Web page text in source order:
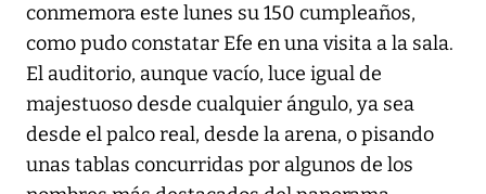
conmemora este lunes su 150 cumpleaños,
como pudo constatar Efe en una visita a la sala.
El auditorio, aunque vacío, luce igual de
majestuoso desde cualquier ángulo, ya sea
desde el palco real, desde la arena, o pisando
unas tablas concurridas por algunos de los